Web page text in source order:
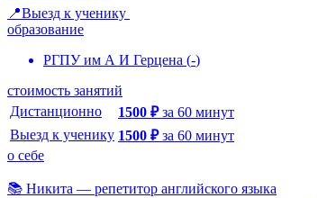
📍Выезд к ученику
образование
РГПУ им А И Герцена (-)
стоимость занятий
Дистанционно
1500 ₽ за 60 минут
Выезд к ученику 1500 ₽ за 60 минут
о себе
📚 Никита — репетитор английского языка